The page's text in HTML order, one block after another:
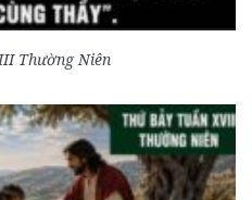
Thường Niên